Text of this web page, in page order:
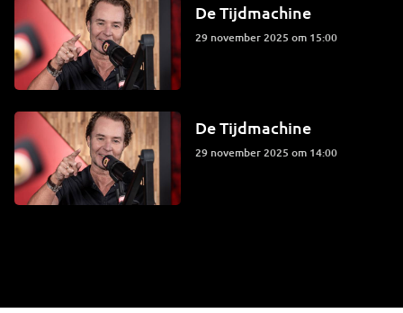
De Tijdmachine
29 november 2025 om 15:00
De Tijdmachine
29 november 2025 om 14:00